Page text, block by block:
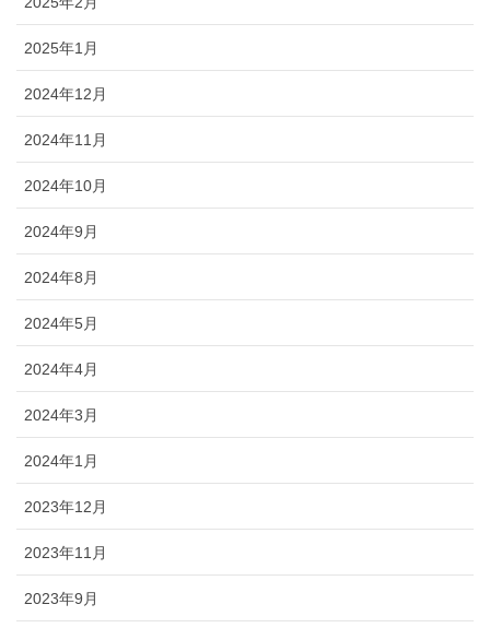
2025年1月
2024年12月
2024年11月
2024年10月
2024年9月
2024年8月
2024年5月
2024年4月
2024年3月
2024年1月
2023年12月
2023年11月
2023年9月